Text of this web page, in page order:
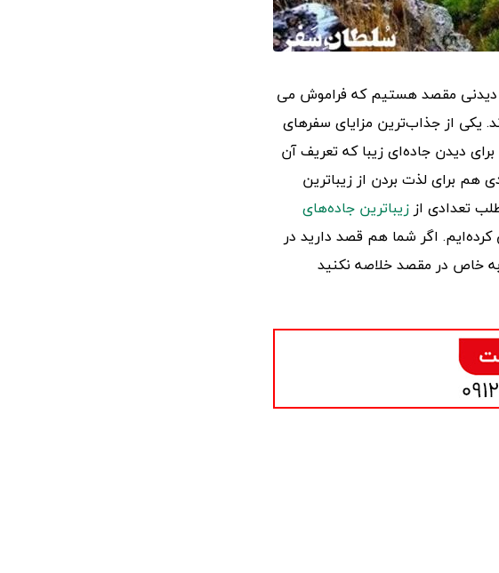
دیدنی مقصد هستیم که فراموش می
یکی از جذاب‌ترین مزایای سفرهای
دیدن جاده‌ای زیبا که تعریف آن
هم برای لذت بردن از زیباترین
تعدادی اززیباترین جاده‌های
کرده‌ایم. اگر شما هم قصد دارید در
خاص در مقصد خلاصه نکنید